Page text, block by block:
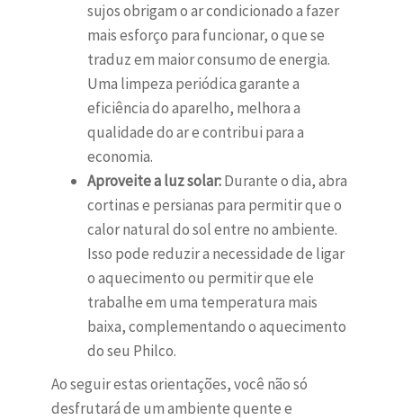
sujos obrigam o ar condicionado a fazer
mais esforço para funcionar, o que se
traduz em maior consumo de energia.
Uma limpeza periódica garante a
eficiência do aparelho, melhora a
qualidade do ar e contribui para a
economia.
Aproveite a luz solar:Durante o dia, abra
cortinas e persianas para permitir que o
calor natural do sol entre no ambiente.
Isso pode reduzir a necessidade de ligar
o aquecimento ou permitir que ele
trabalhe em uma temperatura mais
baixa, complementando o aquecimento
do seu Philco.
Ao seguir estas orientações, você não só
desfrutará de um ambiente quente e